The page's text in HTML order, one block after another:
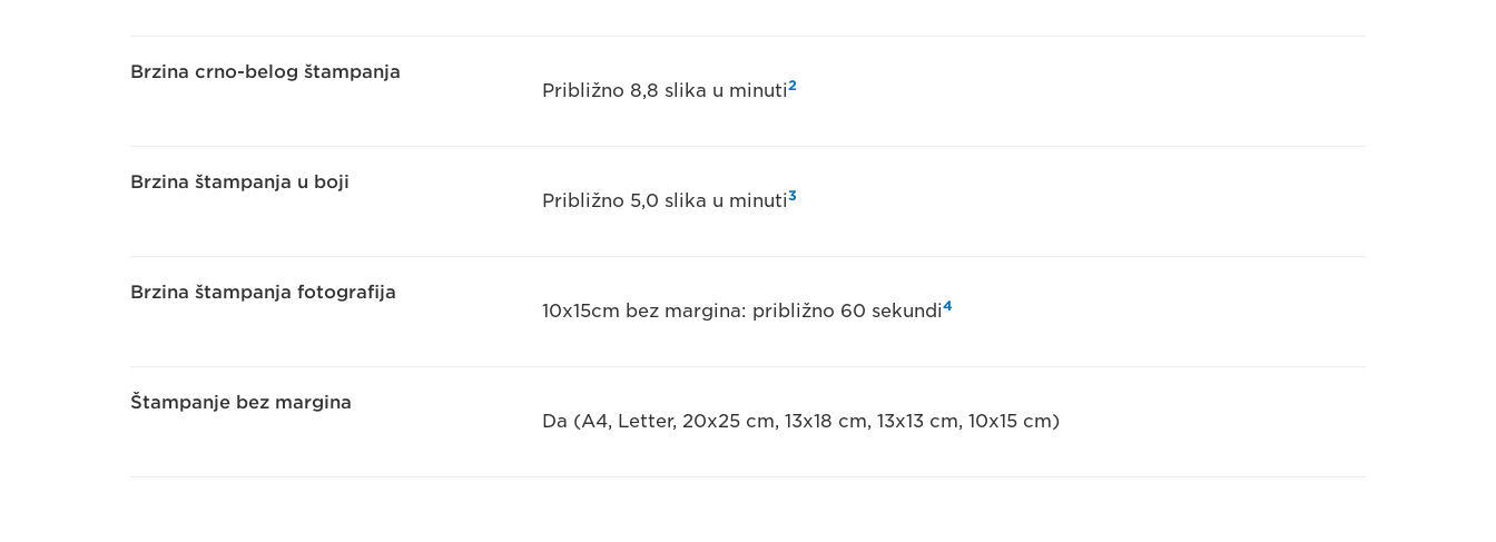
Brzina crno-belog štampanja
Približno 8,8 slika u minuti2
Brzina štampanja u boji
Približno 5,0 slika u minuti3
Brzina štampanja fotografija
10x15cm bez margina: približno 60 sekundi4
Štampanje bez margina
Da (A4, Letter, 20x25 cm, 13x18 cm, 13x13 cm, 10x15 cm)